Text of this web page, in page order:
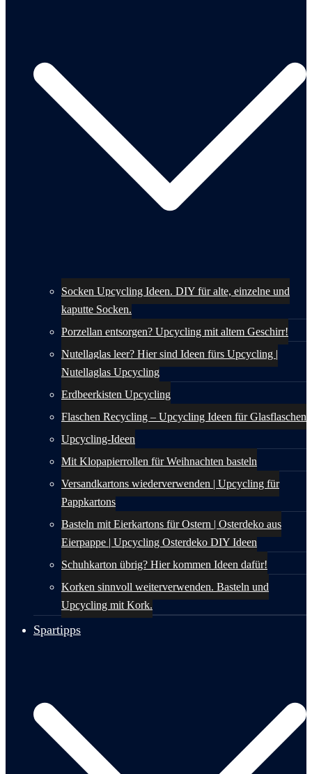
Socken Upcycling Ideen. DIY für alte, einzelne und
kaputte Socken.
Porzellan entsorgen? Upcycling mit altem Geschirr!
Nutellaglas leer? Hier sind Ideen fürs Upcycling |
Nutellaglas Upcycling
Erdbeerkisten Upcycling
Flaschen Recycling – Upcycling Ideen für Glasflaschen
Upcycling-Ideen
Mit Klopapierrollen für Weihnachten basteln
Versandkartons wiederverwenden | Upcycling für
Pappkartons
Basteln mit Eierkartons für Ostern | Osterdeko aus
Eierpappe | Upcycling Osterdeko DIY Ideen
Schuhkarton übrig? Hier kommen Ideen dafür!
Korken sinnvoll weiterverwenden. Basteln und
Upcycling mit Kork.
Spartipps